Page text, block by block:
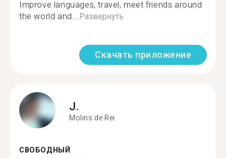
Improve languages, travel, meet friends around
the world and... Развернуть
Скачать приложение
J.
Molins de Rei
СВОБОДНЫЙ